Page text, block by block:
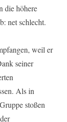
die höhere
net schlecht.
weil er
seiner
Als in
stoßen